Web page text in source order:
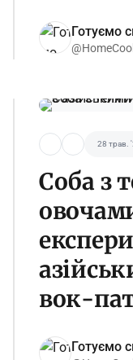
Готуємо
28 трав.
Соба з
вок-
Готуємо